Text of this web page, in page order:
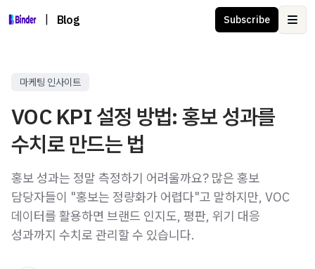
Blog Subscribe
마케팅 인사이트
VOC KPI 설정 방법: 홍보 성과를
수치로 만드는 법
홍보 성과는 정말 측정하기 어려울까요? 많은 홍보
담당자들이 "홍보는 정량화가 어렵다"고 말하지만, VOC
데이터를 활용하면 브랜드 인지도, 평판, 위기 대응
성과까지 수치로 관리할 수 있습니다.